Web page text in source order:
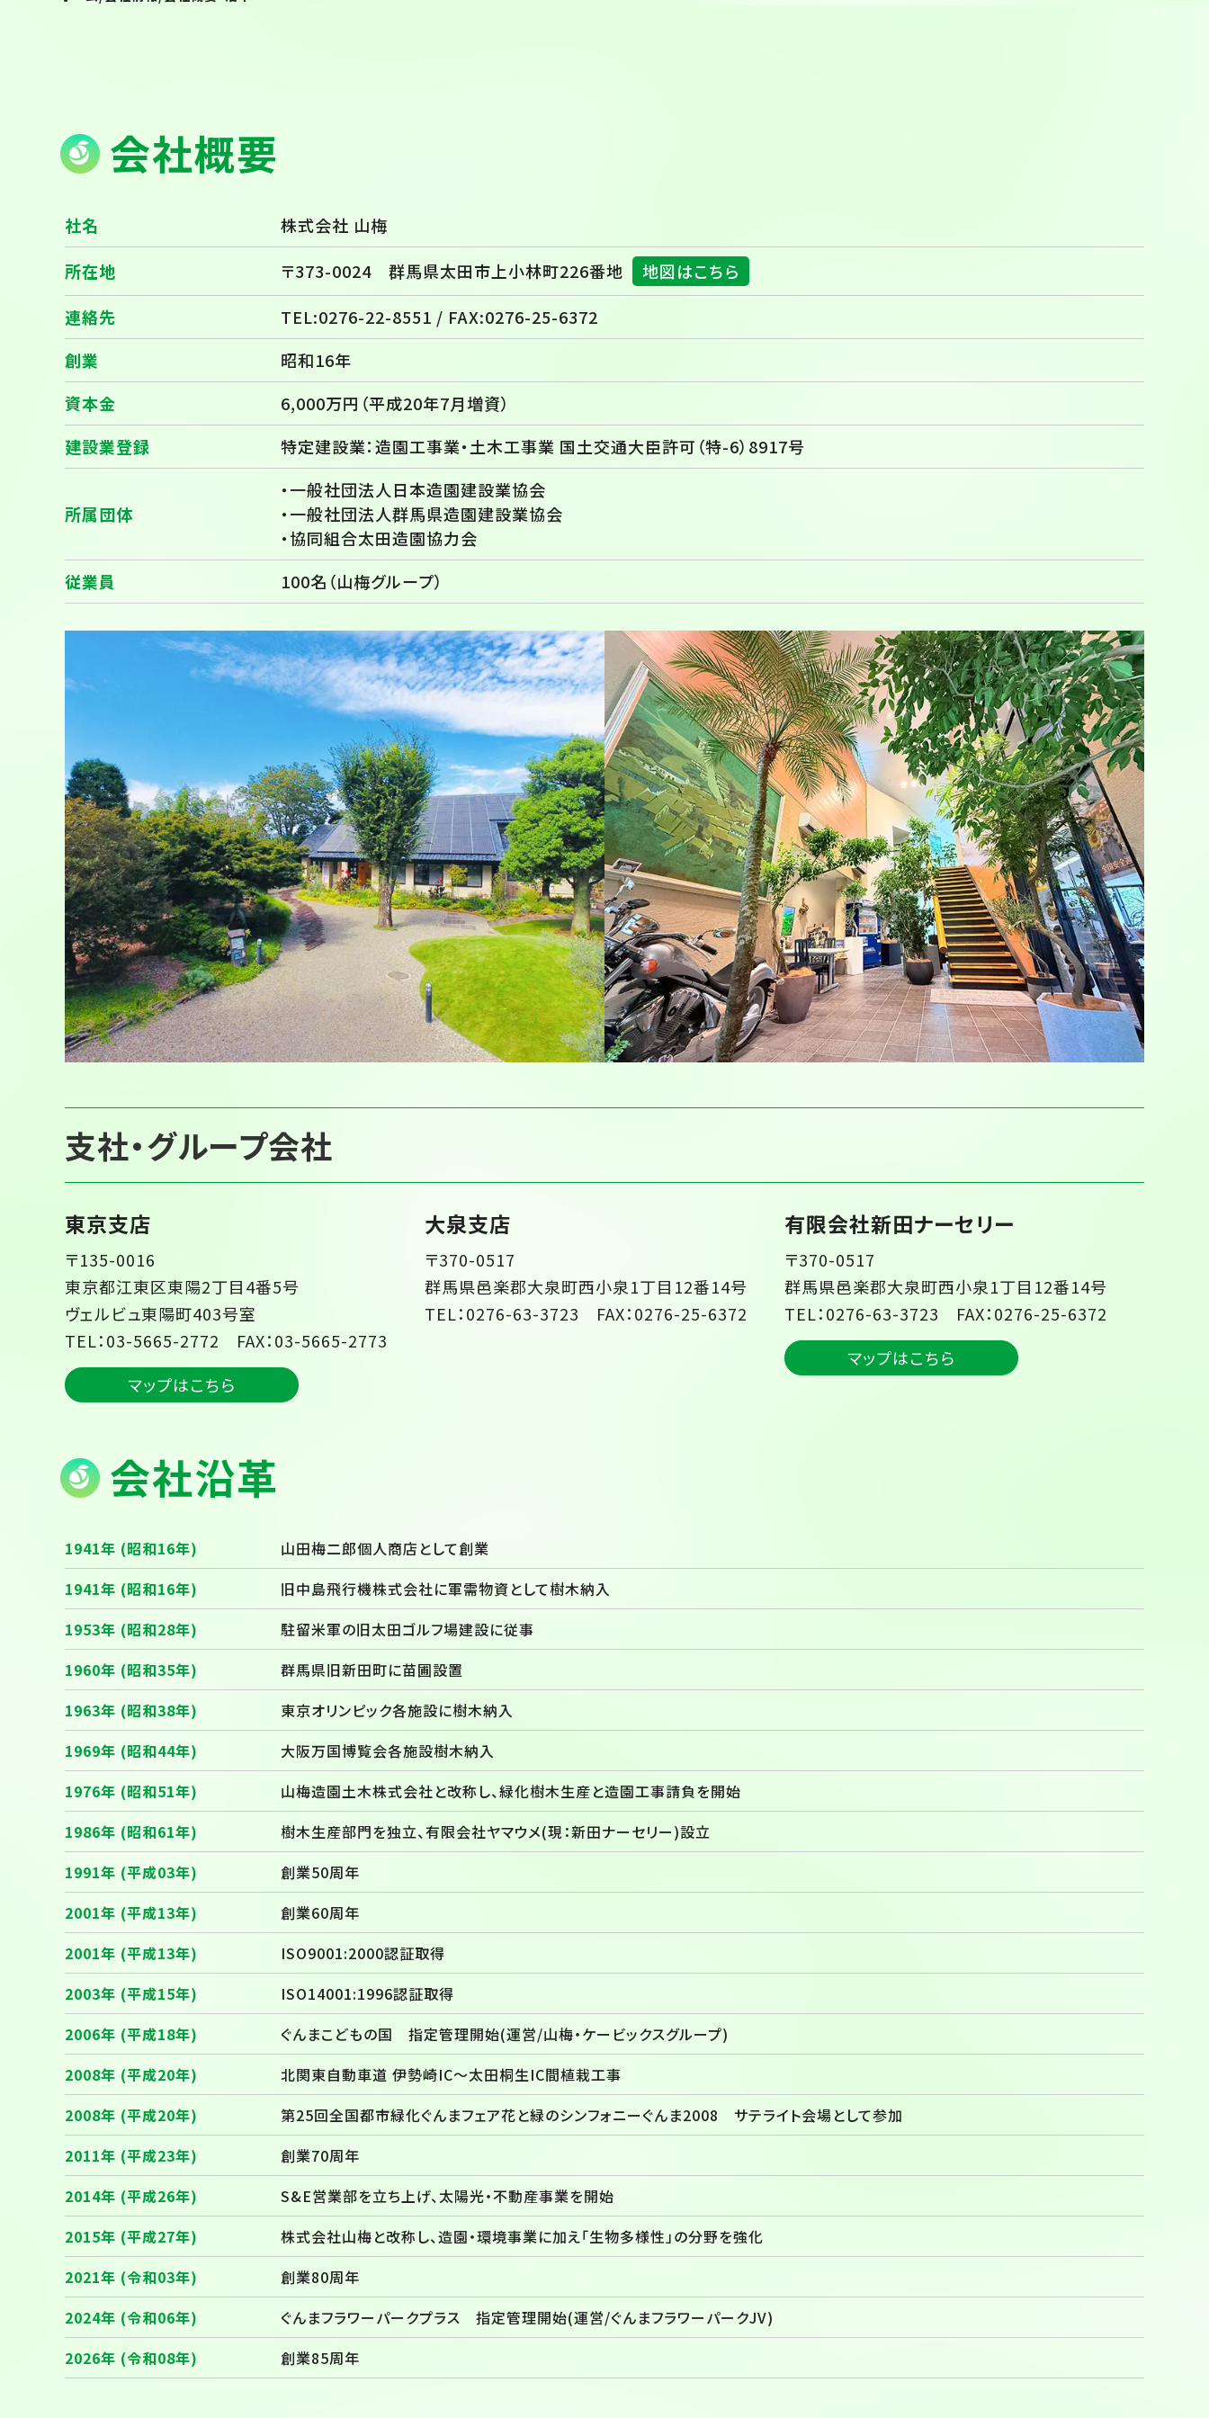
会社概要
社名
株式会社 山梅
所在地
〒373-0024 群馬県太田市上小林町226番地
地図はこちら
連絡先
TEL:0276-22-8551 / FAX:0276-25-6372
創業
昭和16年
資本金
6,000万円（平成20年7月増資）
建設業登録
特定建設業：造園工事業・土木工事業 国土交通大臣許可（特-6）8917号
所属団体
・一般社団法人日本造園建設業協会
・一般社団法人群馬県造園建設業協会
・協同組合太田造園協力会
従業員
100名（山梅グループ）
支社・グループ会社
東京支店
〒135-0016
東京都江東区東陽2丁目4番5号
ヴェルビュ東陽町403号室
TEL：03-5665-2772 FAX：03-5665-2773
マップはこちら
大泉支店
〒370-0517
群馬県邑楽郡大泉町西小泉1丁目12番14号
TEL：0276-63-3723 FAX：0276-25-6372
有限会社新田ナーセリー
〒370-0517
群馬県邑楽郡大泉町西小泉1丁目12番14号
TEL：0276-63-3723 FAX：0276-25-6372
マップはこちら
会社沿革
1941年 (昭和16年)
山田梅二郎個人商店として創業
1941年 (昭和16年)
旧中島飛行機株式会社に軍需物資として樹木納入
1953年 (昭和28年)
駐留米軍の旧太田ゴルフ場建設に従事
1960年 (昭和35年)
群馬県旧新田町に苗圃設置
1963年 (昭和38年)
東京オリンピック各施設に樹木納入
1969年 (昭和44年)
大阪万国博覧会各施設樹木納入
1976年 (昭和51年)
山梅造園土木株式会社と改称し、緑化樹木生産と造園工事請負を開始
1986年 (昭和61年)
樹木生産部門を独立、有限会社ヤマウメ(現：新田ナーセリー)設立
1991年 (平成03年)
創業50周年
2001年 (平成13年)
創業60周年
2001年 (平成13年)
ISO9001:2000認証取得
2003年 (平成15年)
ISO14001:1996認証取得
2006年 (平成18年)
ぐんまこどもの国 指定管理開始(運営/山梅・ケービックスグループ)
2008年 (平成20年)
北関東自動車道 伊勢崎IC～太田桐生IC間植栽工事
2008年 (平成20年)
第25回全国都市緑化ぐんまフェア花と緑のシンフォニーぐんま2008 サテライト会場として参加
2011年 (平成23年)
創業70周年
2014年 (平成26年)
S&E営業部を立ち上げ、太陽光・不動産事業を開始
2015年 (平成27年)
株式会社山梅と改称し、造園・環境事業に加え「生物多様性」の分野を強化
2021年 (令和03年)
創業80周年
2024年 (令和06年)
ぐんまフラワーパークプラス 指定管理開始(運営/ぐんまフラワーパークJV)
2026年 (令和08年)
創業85周年